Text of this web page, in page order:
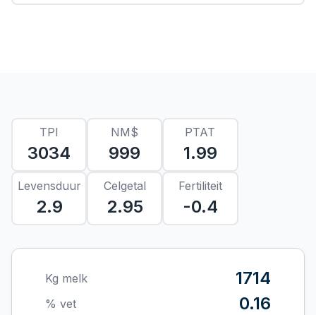
TPI
3034
NM$
999
PTAT
1.99
Levensduur
2.9
Celgetal
2.95
Fertiliteit
-0.4
Kg melk 1714
% vet 0.16